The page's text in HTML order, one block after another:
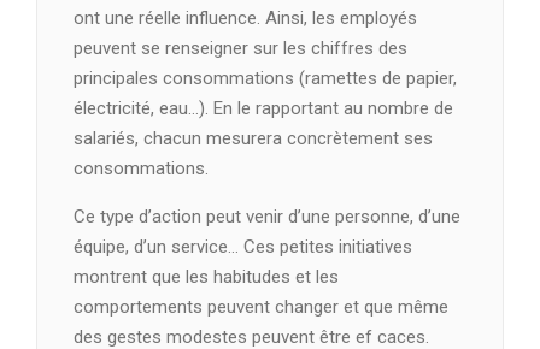
ont une réelle influence. Ainsi, les employés
peuvent se renseigner sur les chiffres des
principales consommations (ramettes de papier,
électricité, eau…). En le rapportant au nombre de
salariés, chacun mesurera concrètement ses
consommations.
Ce type d’action peut venir d’une personne, d’une
équipe, d’un service… Ces petites initiatives
montrent que les habitudes et les
comportements peuvent changer et que même
des gestes modestes peuvent être ef caces.